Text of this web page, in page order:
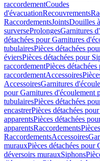
raccordementCoudes
d'évacuationRecouvrements
RaccordementsJointsDouilles
surverseProlongesGarnitures
détachées pour Garnitures
tubulairesPièces détachées
éviersPièces détachées pour
raccordementPièces
raccordementAccessoires
AccessoiresGarnitures
pour Garnitures d'écoulement
tubulairesPièces détachées
encastrerPièces détachées
apparentsPièces détachées
apparentsRaccordements
RaccordementsAccessoires
murauxPièces détachées pour
déversoirs murauxSiphons